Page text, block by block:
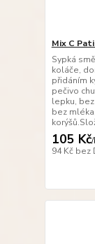
Mix C
Sypká
koláče,
přidáním
pečivo
lepku,
bez
105 Kč/
94 Kč bez